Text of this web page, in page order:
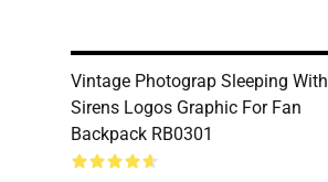
Vintage Photograp Sleeping With
Sirens Logos Graphic For Fan
Backpack RB0301